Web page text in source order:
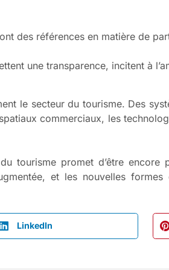
des références en matière de
une transparence, incitent à
le secteur du tourisme. Des
commerciaux, les
tourisme promet d’être encore
et les nouvelles
LinkedIn